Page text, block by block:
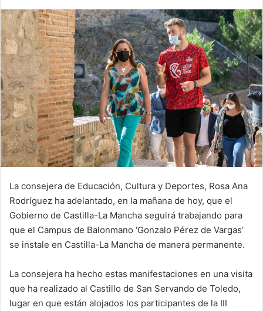
La consejera de Educación, Cultura y Deportes, Rosa Ana
Rodríguez ha adelantado, en la mañana de hoy, que el
Gobierno de Castilla-La Mancha seguirá trabajando para
que el Campus de Balonmano ‘Gonzalo Pérez de Vargas’
se instale en Castilla-La Mancha de manera permanente.
La consejera ha hecho estas manifestaciones en una visita
que ha realizado al Castillo de San Servando de Toledo,
lugar en que están alojados los participantes de la III